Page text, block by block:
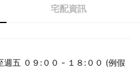
宅配資訊
週五 ０９:００ - １８:００ (例假